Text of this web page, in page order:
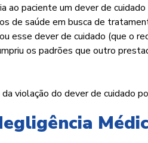
ao paciente um dever de
de saúde em busca de
esse dever de cuidado (que o
os padrões que outro
violação do dever de cuidado